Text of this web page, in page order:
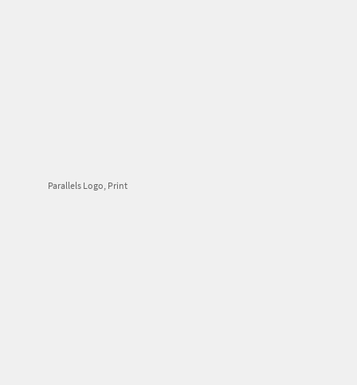
Parallels Logo, Print